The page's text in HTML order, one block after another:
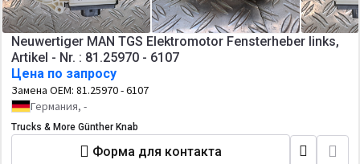
Neuwertiger MAN TGS Elektromotor Fensterheber links,
Artikel - Nr. : 81.25970 - 6107
Цена по запросу
Замена OEM: 81.25970 - 6107
Германия, -
Trucks & More Günther Knab
Форма для контакта